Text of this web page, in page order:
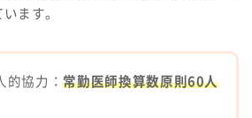
ます。
的協力：常勤医師換算数原則60人